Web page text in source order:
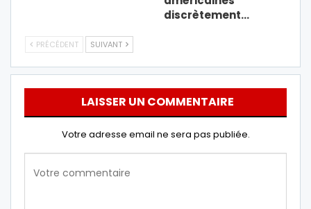
discrètement…
PRÉCÉDENT SUIVANT
LAISSER UN COMMENTAIRE
Votre adresse email ne sera pas publiée.